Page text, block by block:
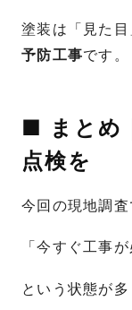
塗装は「見た目
予防工事です。
■ まとめ
点検を
今回の現地調査
「今すぐ工事
という状態が多